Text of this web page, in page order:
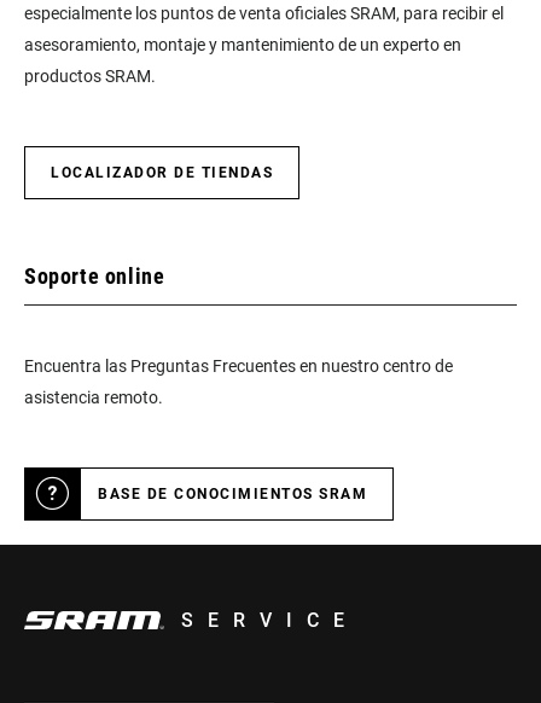
especialmente los puntos de venta oficiales SRAM, para recibir el
asesoramiento, montaje y mantenimiento de un experto en
productos SRAM.
LOCALIZADOR DE TIENDAS
Soporte online
Encuentra las Preguntas Frecuentes en nuestro centro de
asistencia remoto.
BASE DE CONOCIMIENTOS SRAM
SERVICE